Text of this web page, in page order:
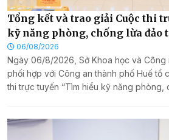
Tổng kết và trao giải Cuộc thi
kỹ năng phòng, chống lừa đảo
mạng” năm 2026 trên nền tảng
06/08/2026
Ngày 06/8/2026, Sở Khoa học và Công
phối hợp với Công an thành phố Huế tổ
thi trực tuyến “Tìm hiểu kỹ năng phòng,